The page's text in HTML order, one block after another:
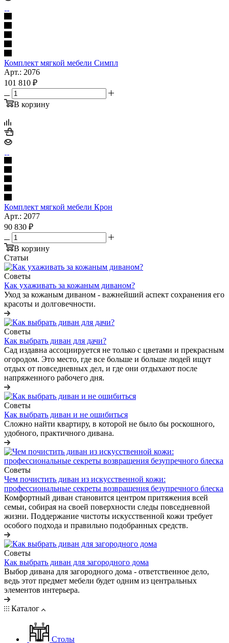
Комплект мягкой мебели Симпл
Арт.: 2076
101 810 ₽
В корзину
Комплект мягкой мебели Крон
Арт.: 2077
90 830 ₽
В корзину
Статьи
Советы
Как ухаживать за кожаным диваном?
Уход за кожаным диваном - важнейший аспект сохранения его
красоты и долговечности.
Советы
Как выбрать диван для дачи?
Сад издавна ассоциируется не только с цветами и прекрасным
огородом. Это место, где все больше и больше людей ищут
отдых от повседневных дел, и где они отдыхают после
напряженного рабочего дня.
Советы
Как выбрать диван и не ошибиться
Сложно найти квартиру, в которой не было бы роскошного,
удобного, практичного дивана.
Советы
Чем почистить диван из искусственной кожи:
профессиональные секреты возвращения безупречного блеска
Комфортный диван становится центром притяжения всей
семьи, собирая на своей поверхности следы повседневной
жизни. Поддержание чистоты искусственной кожи требует
особого подхода и правильно подобранных средств.
Советы
Как выбрать диван для загородного дома
Выбор дивана для загородного дома - ответственное дело,
ведь этот предмет мебели будет одним из центральных
элементов интерьера.
Каталог
Столы